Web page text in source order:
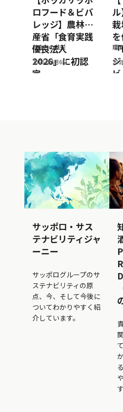
ロフード＆ビバ
レッジ】農林水
産省「食育実践
優良法人
2026」に初認
定
社会との共栄
2026年4月6日
環
サッポロ・サス
テナビリティジャ
ーニー
サッポログループのサ
ステナビリティの原
点、今、そして今後に
ついてわかりやすく紹
介しています。